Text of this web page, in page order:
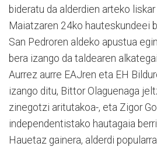
bideratu da alderdien arteko
Maiatzaren 24ko hauteskundeei
San Pedroren aldeko apustua
bera izango da taldearen
Aurrez aurre EAJren eta EH
izango ditu, Bittor Olaguenaga
zinegotzi aritutakoa-, eta Zigor
independentistako hautagaia
Hauetaz gainera, alderdi